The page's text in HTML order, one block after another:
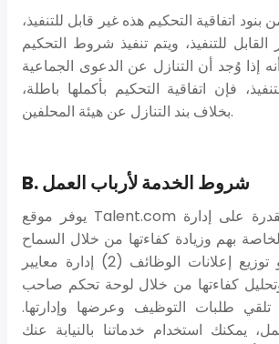
بنود اتفاقية التحكيم هذه غير قابل للتنفيذ،
للتنفيذ، ويتم تنفيذ شروط التحكيم
أنه إذا وُجد أن التنازل عن الدعوى الجماعية
فإن اتفاقية التحكيم بأكملها باطلة،
بخلاف بند التنازل عن هيئة المحلفين.
B. شروط الخدمة لأرباب العمل
يوفر موقع Talent.com لأصحاب العمل القدرة على إدارة
بهم وزيادة كفاءتها من خلال السماح
لهم (1) نشر و/أو توزيع إعلانات الوظائف (2) إدارة معايير
كفاءتها من خلال لوحة تحكم صاحب
لدينا و(3) تلقي طلبات التوظيف وعرضها وإدارتها.
يمكنك استخدام خدماتنا بالنيابة عنك